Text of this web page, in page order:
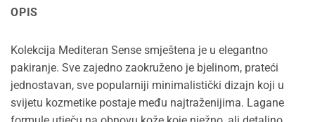
OPIS
Kolekcija Mediteran Sense smještena je u elegantno
pakiranje. Sve zajedno zaokruženo je bjelinom, prateći
jednostavan, sve popularniji minimalistički dizajn koji u
svijetu kozmetike postaje među najtraženijima. Lagane